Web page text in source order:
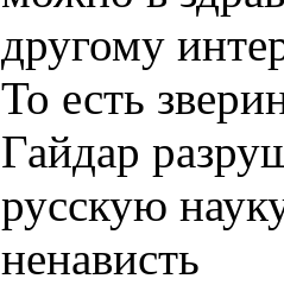
другому
То есть
Гайдар
русскую
ненависть